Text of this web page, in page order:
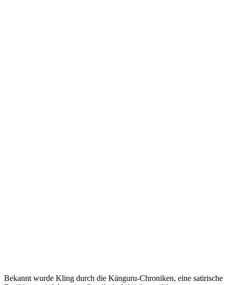
Bekannt wurde Kling durch die Känguru-Chroniken, eine satirische